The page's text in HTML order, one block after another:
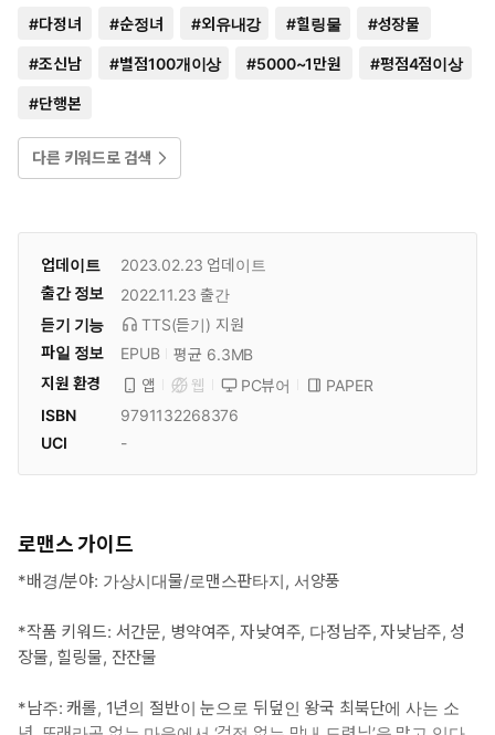
#다정녀 #순정녀 #외유내강 #힐링물 #성장물
#조신남 #별점100개이상 #5000~1만원 #평점4점이상
#단행본
다른 키워드로 검색
업데이트 2023.02.23 업데이트
출간 정보
2022.11.23 출간
듣기 기능
TTS(듣기) 지원
파일 정보
EPUB
평균 6.3MB
지원 환경
앱 웹 PC뷰어
PAPER
ISBN
9791132268376
UCI
-
로맨스 가이드
*배경/분야: 가상시대물/로맨스판타지, 서양풍
*작품 키워드: 서간문, 병약여주, 자낮여주, 다정남주, 자낮남주, 성
장물, 힐링물, 잔잔물
*남주: 캐롤, 1년의 절반이 눈으로 뒤덮인 왕국 최북단에 사는 소